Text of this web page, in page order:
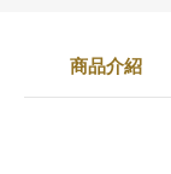
商品介紹